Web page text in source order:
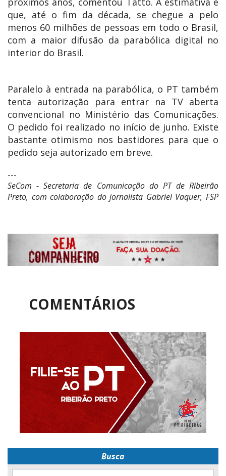
que, até o fim da década, se chegue a pelo
menos 60 milhões de pessoas em todo o Brasil,
com a maior difusão da parabólica digital no
interior do Brasil.
Paralelo à entrada na parabólica, o PT também
tenta autorização para entrar na TV aberta
convencional no Ministério das Comunicações.
O pedido foi realizado no início de junho. Existe
bastante otimismo nos bastidores para que o
pedido seja autorizado em breve.
---
SeCom - Secretaria de Comunicação do PT de Ribeirão
Preto, com colaboração do jornalista Gabriel Vaquer, FSP
COMENTÁRIOS
Busca